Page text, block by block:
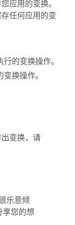
应用的变换。
任何应用的变
的变换操作。
换操作。
变换，请
乐意倾
享您的想